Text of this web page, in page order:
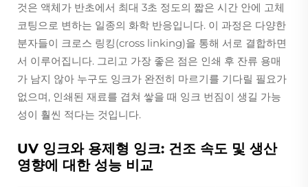
것은 액체가 반초에서 최대 3초 정도의 짧은 시간 안에 고체
코팅으로 변하는 일종의 화학 반응입니다. 이 과정은 다양한
분자들이 크로스 링킹(cross linking)을 통해 서로 결합하면
서 이루어집니다. 그리고 가장 좋은 점은 인쇄 후 잔류 용매
가 남지 않아 누구도 잉크가 완전히 마르기를 기다릴 필요가
없으며, 인쇄된 재료를 겹쳐 쌓을 때 잉크 번짐이 생길 가능
성이 훨씬 적다는 것입니다.
UV 잉크와 용제형 잉크: 건조 속도 및 생산
영향에 대한 성능 비교